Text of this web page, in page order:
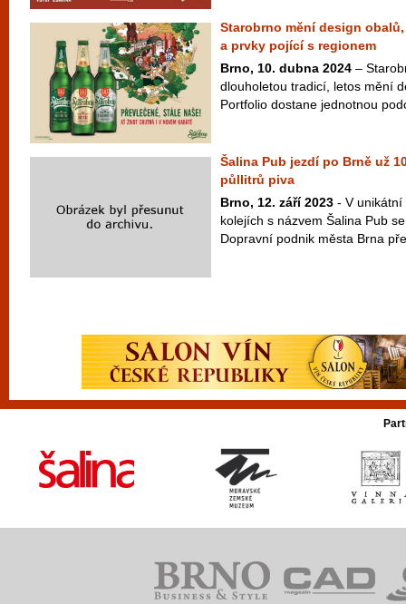
Starobrno mění design
a prvky pojící s regionem
Brno, 10. dubna 2024 –
dlouholetou tradicí, letos mění
Portfolio dostane jednotnou
Šalina Pub jezdí po Brně už
půllitrů piva
Brno, 12. září 2023 - V unikátní
kolejích s názvem Šalina Pub
Dopravní podnik města Brna